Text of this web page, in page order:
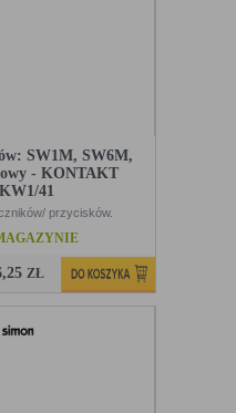
SW1M, SW6M,
- KONTAKT
41
przycisków.
ZŁ